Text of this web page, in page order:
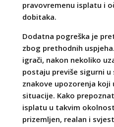
pravovremenu isplatu i
dobitaka.
Dodatna pogreška je
zbog prethodnih
igrači, nakon nekoliko
postaju previše sigurni u
znakove upozorenja koji
situacije. Kako
isplatu u takvim
prizemljen, realan i